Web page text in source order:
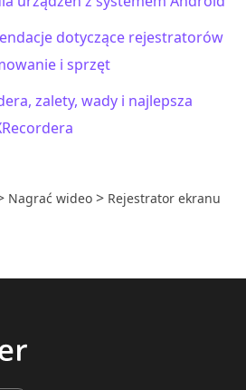
dotyczące rejestratorów
i sprzęt
zalety, wady i najlepsza
Nagrać wideo > Rejestrator ekranu